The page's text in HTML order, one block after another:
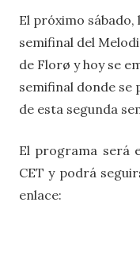
El próximo sábado,
semifinal del
de Florø y hoy se
semifinal donde
de esta segunda
El programa será
CET y podrá
enlace: